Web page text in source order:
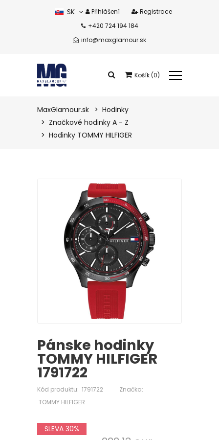
+420 724 194 184
info@maxglamour.sk
SK Přihlášení Registrace
Košík (0)
Zobrazit košík
MaxGlamour.sk
Hodinky
Značkové hodinky A - Z
Hodinky TOMMY HILFIGER
Pánske hodinky
TOMMY HILFIGER
1791722
Kód produktu: 1791722
Značka:
TOMMY HILFIGER
SLEVA 30%